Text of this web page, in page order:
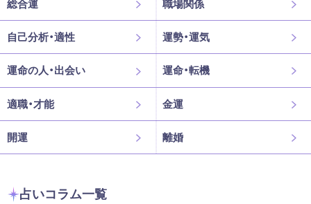
総合運 職場関係
自己分析・適性 運勢・運気
運命の人・出会い 運命・転機
適職・才能 金運
開運 離婚
占いコラム一覧